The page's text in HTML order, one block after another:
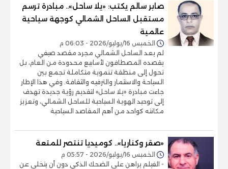
صابر سالم يكتب: «يلا ساحل».. مبادرة ترسم
مستقبل الساحل الشمالي كوجهة سياحية
عالمية
الخميس 16/يوليو/2026 - 06:03 م
لم يعد الساحل الشمالي مجرد مقصد صيفي
يقصده المصطافون لأسابيع محدودة من العام، بل
تحول إلى منطقة تنموية متكاملة تجمع بين
السياحة والاستثمار والترفيه والثقافة. وفي هذا الإطار
جاءت مبادرة «يلا ساحل» لتقديم رؤية جديدة تهدف
إلى توحيد الهوية السياحية للساحل الشمالي، وتعزيز
مكانته كواحد من أهم المقاصد السياحية
«صقر وكناريا».. كوميديا تنتصر للمتعة
الخميس 16/يوليو/2026 - 05:57 م
- الفيلم يراهن على الضحك الذكي دون أن يتخلى عن